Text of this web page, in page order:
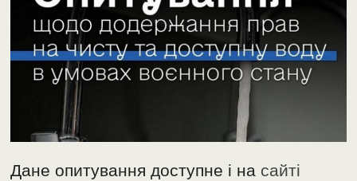
Дане опитування доступне і на сайті